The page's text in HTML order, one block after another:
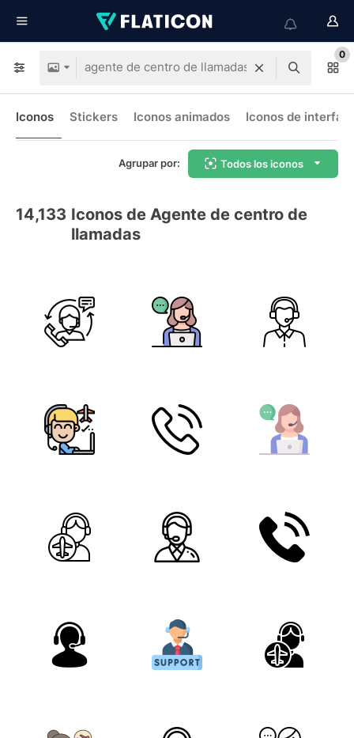
0
Iconos Stickers Iconos animados Iconos de interfaz
Agrupar por: Todos los iconos
14,133 Iconos de Agente de centro de
llamadas